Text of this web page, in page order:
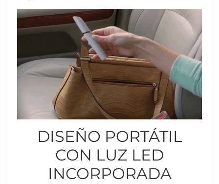
DISEÑO PORTÁTIL
CON LUZ LED
INCORPORADA